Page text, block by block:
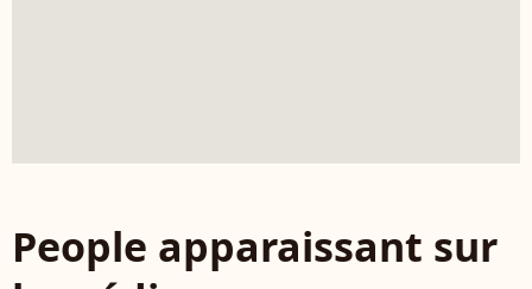
People apparaissant sur